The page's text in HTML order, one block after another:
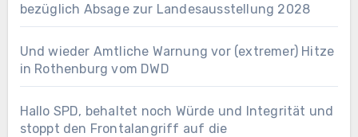
bezüglich Absage zur Landesausstellung 2028
Und wieder Amtliche Warnung vor (extremer) Hitze
in Rothenburg vom DWD
Hallo SPD, behaltet noch Würde und Integrität und
stoppt den Frontalangriff auf die